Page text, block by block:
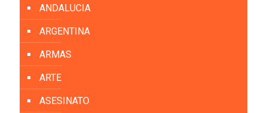
ANDALUCIA
ARGENTINA
ARMAS
ARTE
ASESINATO